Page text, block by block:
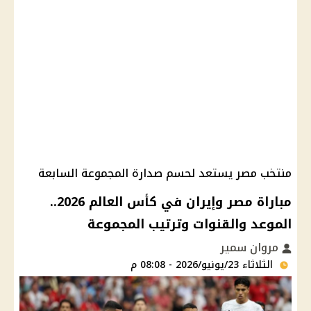
منتخب مصر يستعد لحسم صدارة المجموعة السابعة
مباراة مصر وإيران في كأس العالم 2026..
الموعد والقنوات وترتيب المجموعة
مروان سمير
الثلاثاء 23/يونيو/2026 - 08:08 م